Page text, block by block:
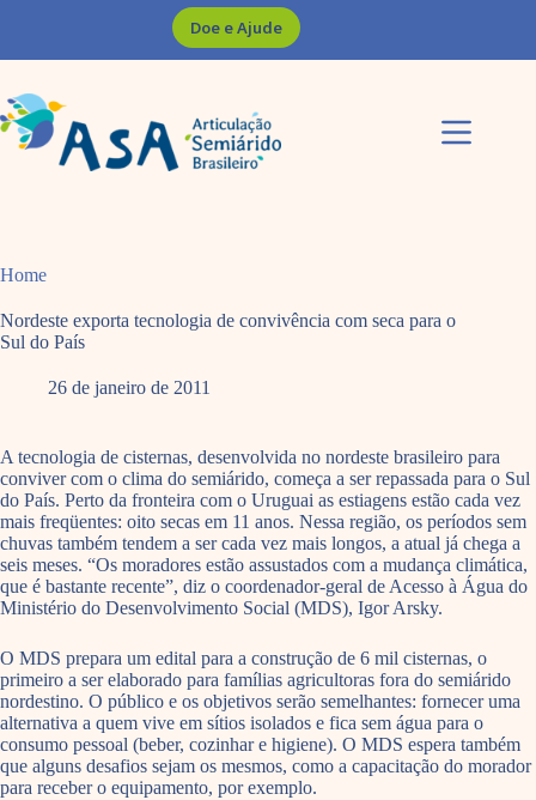
Doe e Ajude
Home
Nordeste exporta tecnologia de convivência com seca para o
Sul do País
26 de janeiro de 2011
A tecnologia de cisternas, desenvolvida no nordeste brasileiro para
conviver com o clima do semiárido, começa a ser repassada para o Sul
do País. Perto da fronteira com o Uruguai as estiagens estão cada vez
mais freqüentes: oito secas em 11 anos. Nessa região, os períodos sem
chuvas também tendem a ser cada vez mais longos, a atual já chega a
seis meses. “Os moradores estão assustados com a mudança climática,
que é bastante recente”, diz o coordenador-geral de Acesso à Água do
Ministério do Desenvolvimento Social (MDS), Igor Arsky.
O MDS prepara um edital para a construção de 6 mil cisternas, o
primeiro a ser elaborado para famílias agricultoras fora do semiárido
nordestino. O público e os objetivos serão semelhantes: fornecer uma
alternativa a quem vive em sítios isolados e fica sem água para o
consumo pessoal (beber, cozinhar e higiene). O MDS espera também
que alguns desafios sejam os mesmos, como a capacitação do morador
para receber o equipamento, por exemplo.